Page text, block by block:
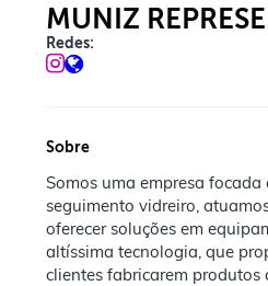
MUNIZ
Redes:
Sobre
Somos uma empresa
seguimento vidreiro,
oferecer soluções em
altíssima tecnologia, que
clientes fabricarem produtos